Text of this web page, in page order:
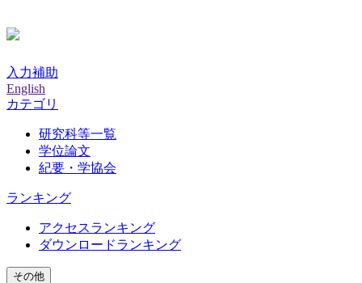
入力補助
English
カテゴリ
研究科等一覧
学位論文
紀要・学協会
ランキング
アクセスランキング
ダウンロードランキング
その他